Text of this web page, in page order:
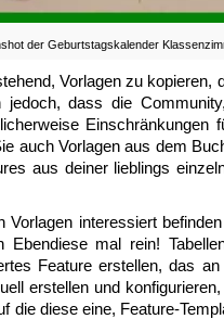
der Geburtstagskalender
Vorlagen zu kopieren,
jedoch, dass die
Einschränkungen
auch Vorlagen aus dem
aus deiner lieblings
Vorlagen interessiert
mal rein!
Feature erstellen, das
erstellen und
die diese eine, Feature-